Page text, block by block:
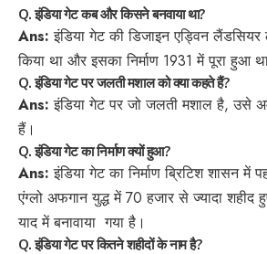
Q. इंडिया गेट कब और किसने बनवाया था?
Ans:इंडिया गेट की डिजाइन एड्विन
किया था और इसका निर्माण 1931 में पूरा हुआ
Q. इंडिया गेट पर जलती मशाल को क्या कहते हैं?
Ans:इंडिया गेट पर जो जलती मशाल है, उसे
हैं।
Q. इंडिया गेट का निर्माण क्यों हुआ?
Ans: इंडिया गेट का निर्माण ब्रिटिश शासन में
एंग्लो अफगान युद्ध में 70 हजार से ज्यादा शहीद
याद में बनावाया गया है।
Q. इंडिया गेट पर कितने शहीदों के नाम है?